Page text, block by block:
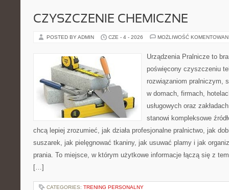
CZYSZCZENIE CHEMICZNE
POSTED BY ADMIN CZE - 4 - 2026 MOŻLIWOŚĆ
Urządzenia Pralnicze to
poświęcony czyszczeniu
rozwiązaniom pralniczym,
w domach, firmach,
usługowych oraz
stanowi kompleksowe
chcą lepiej zrozumieć, jak działa profesjonalne pralnictwo, jak
suszarek, jak pielęgnować tkaniny, jak usuwać plamy i jak
prania. To miejsce, w którym użytkowe informacje łączą się z
[…]
CATEGORIES: TRENING PERSONALNY